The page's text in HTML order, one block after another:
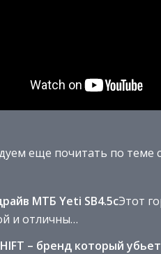
еще почитать по теме
МТБ Yeti SB4.5cЭтот
и отличны…
– бренд который